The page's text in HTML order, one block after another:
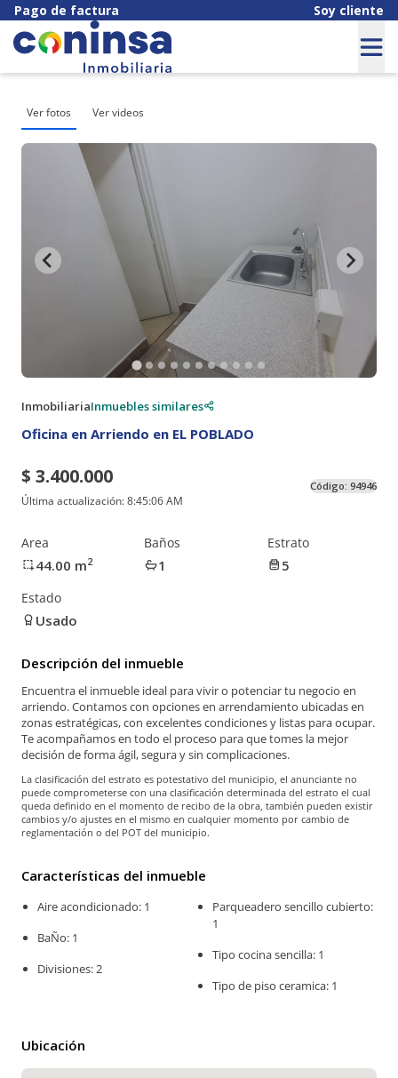
Pago de factura Soy cliente
Ver fotos Ver videos
InmobiliariaInmuebles similares
Oficina en Arriendo en EL POBLADO
$ 3.400.000
Última actualización:8:45:06 AM
Código: 94946
Area
44.00 m2
Baños
1
Estrato
5
Estado
Usado
Descripción del inmueble
Encuentra el inmueble ideal para vivir o potenciar tu negocio en
arriendo. Contamos con opciones en arrendamiento ubicadas en
zonas estratégicas, con excelentes condiciones y listas para ocupar.
Te acompañamos en todo el proceso para que tomes la mejor
decisión de forma ágil, segura y sin complicaciones.
La clasificación del estrato es potestativo del municipio, el anunciante no
puede comprometerse con una clasificación determinada del estrato el cual
queda definido en el momento de recibo de la obra, también pueden existir
cambios y/o ajustes en el mismo en cualquier momento por cambio de
reglamentación o del POT del municipio.
Características del inmueble
Aire acondicionado: 1
BaÑo: 1
Divisiones: 2
Parqueadero sencillo cubierto:
1
Tipo cocina sencilla: 1
Tipo de piso ceramica: 1
Ubicación